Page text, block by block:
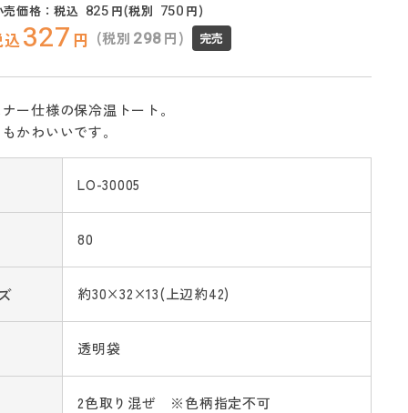
価格：税込 825 円(税別 750 円)
込327 円 (税別 298円) 完売
ー仕様の保冷温トート。
かわいいです。
LO-30005
80
約30×32×13(上辺約42)
透明袋
2色取り混ぜ ※色柄指定不可